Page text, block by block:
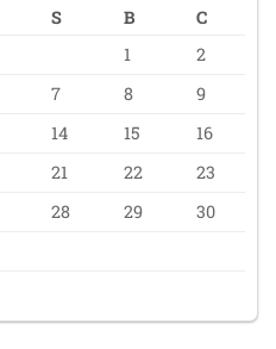
S B
C
1
2
7 8
9
14 15
16
21 22
23
28 29
30